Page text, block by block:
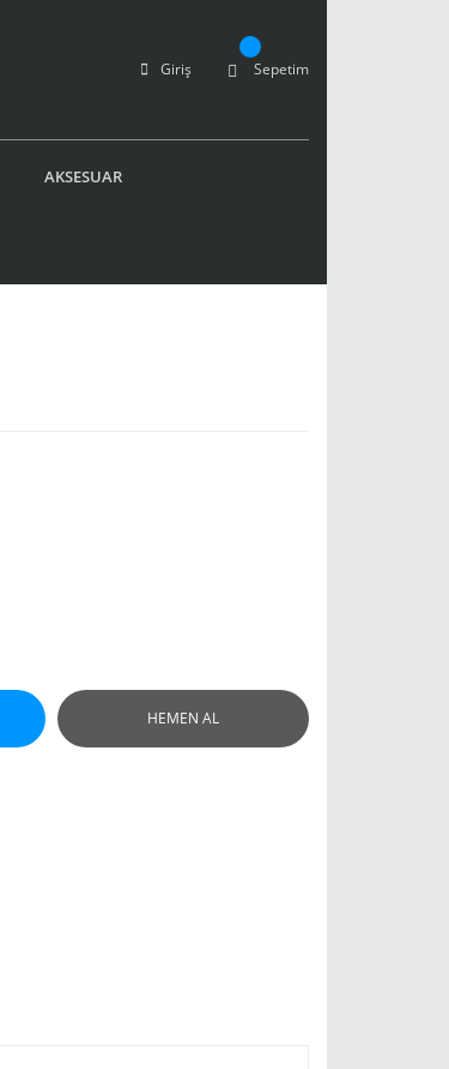
Giriş Sepetim
AKSESUAR
HEMEN AL